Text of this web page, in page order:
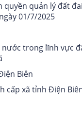
quyền quản lý đất
01/7/2025
trong lĩnh vực
Biên
cấp xã tỉnh Điện